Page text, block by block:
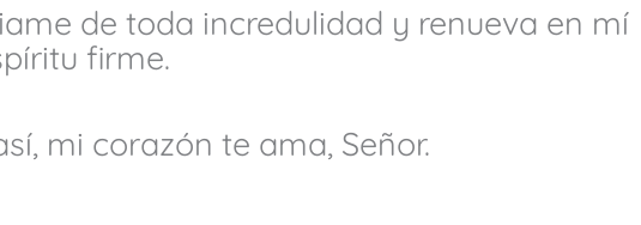
de toda incredulidad y renueva en mí
firme.
mi corazón te ama, Señor.